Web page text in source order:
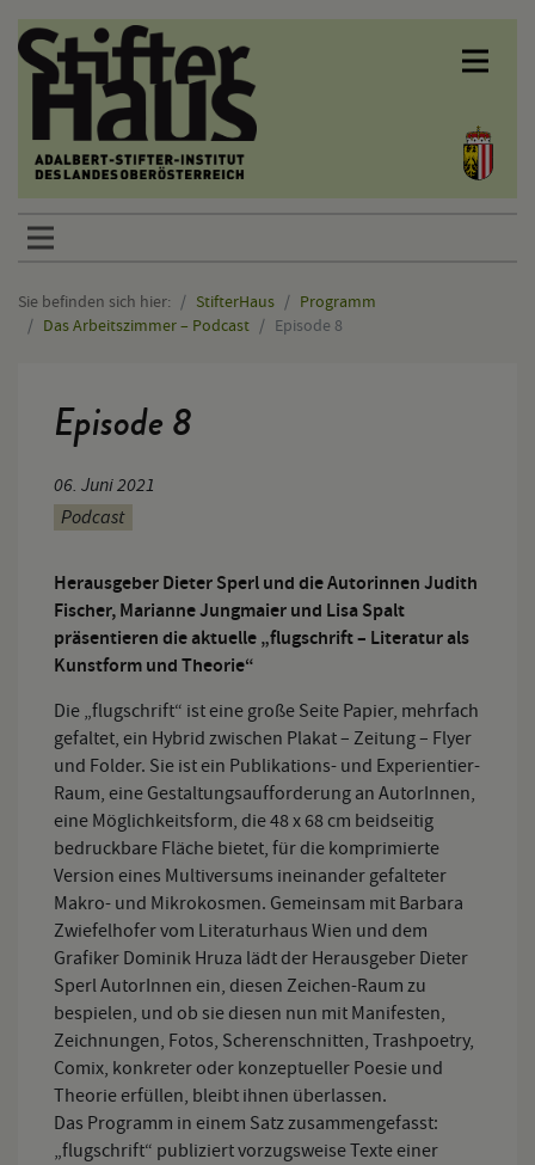
Sprunglinks
Sie befinden sich hier: StifterHaus
Programm
Das Arbeitszimmer – Podcast
Episode 8
Episode 8
06. Juni 2021
Podcast
Herausgeber Dieter Sperl und die Autorinnen Judith
Fischer, Marianne Jungmaier und Lisa Spalt
präsentieren die aktuelle „flugschrift – Literatur als
Kunstform und Theorie“
Die „flugschrift“ ist eine große Seite Papier, mehrfach
gefaltet, ein Hybrid zwischen Plakat – Zeitung – Flyer
und Folder. Sie ist ein Publikations- und Experientier-
Raum, eine Gestaltungsaufforderung an AutorInnen,
eine Möglichkeitsform, die 48 x 68 cm beidseitig
bedruckbare Fläche bietet, für die komprimierte
Version eines Multiversums ineinander gefalteter
Makro- und Mikrokosmen. Gemeinsam mit Barbara
Zwiefelhofer vom Literaturhaus Wien und dem
Grafiker Dominik Hruza lädt der Herausgeber Dieter
Sperl AutorInnen ein, diesen Zeichen-Raum zu
bespielen, und ob sie diesen nun mit Manifesten,
Zeichnungen, Fotos, Scherenschnitten, Trashpoetry,
Comix, konkreter oder konzeptueller Poesie und
Theorie erfüllen, bleibt ihnen überlassen.
Das Programm in einem Satz zusammengefasst:
„flugschrift“ publiziert vorzugsweise Texte einer